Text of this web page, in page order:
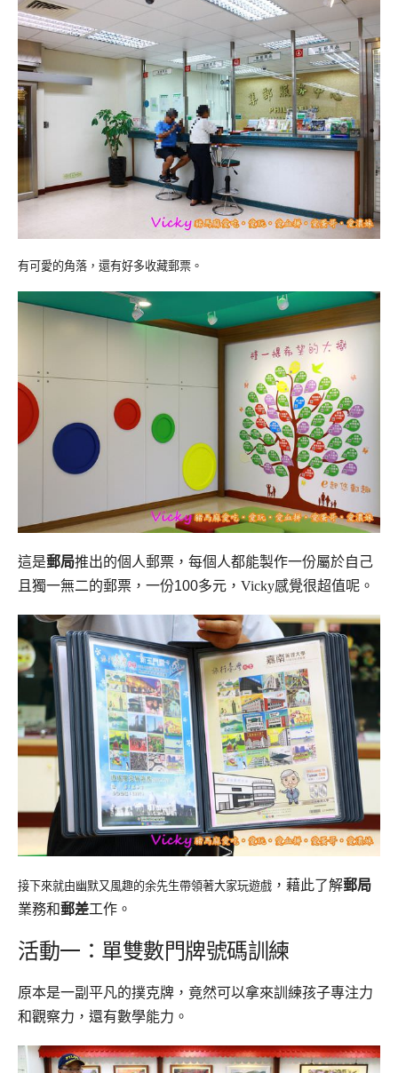
有可愛的角落，還有好多收藏郵票。
這是郵局推出的個人郵票，每個人都能製作一份屬於自己
且獨一無二的郵票， 一份100多元，Vicky感覺很超值呢。
接下來就由幽默又風趣的余先生帶領著大家玩遊戲 ，藉此了解郵局
業務和郵差工作。
活動一：單雙數門牌號碼訓練
原本是一副平凡的撲克牌，竟然可以拿來訓練孩子專注力
和觀察力，還有數學能力。